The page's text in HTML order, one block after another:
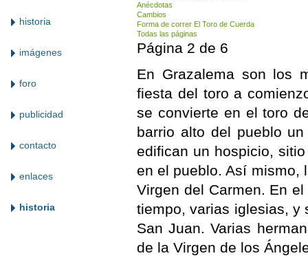
historia
imágenes
foro
publicidad
contacto
enlaces
historia
Anécdotas
Cambios
Forma de correr El Toro de Cuerda
Todas las páginas
Página 2 de 6
En Grazalema son los
fiesta del toro a
se convierte en el toro
barrio alto del pueblo
edifican un hospicio,
en el pueblo. Así mismo,
Virgen del Carmen. En
tiempo, varias iglesias, y
San Juan. Varias
de la Virgen de los